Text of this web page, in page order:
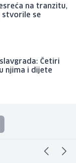
na tranzitu,
stvorile se
Četiri
njima i dijete